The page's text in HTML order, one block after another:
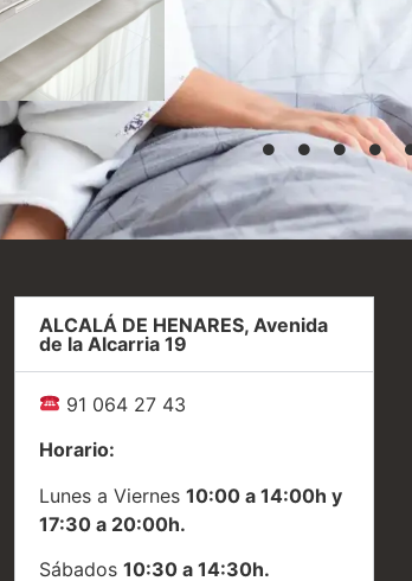
Seleccionar
opciones
ALCALÁ DE HENARES, Avenida
de la Alcarria 19
91 064 27 43
Horario:
Lunes a Viernes 10:00 a 14:00h y
17:30 a 20:00h.
Sábados 10:30 a 14:30h.